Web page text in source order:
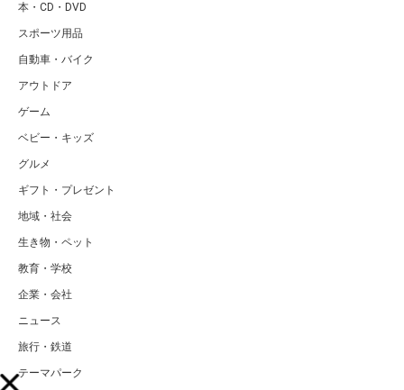
本・CD・DVD
スポーツ用品
自動車・バイク
アウトドア
ゲーム
ベビー・キッズ
グルメ
ギフト・プレゼント
地域・社会
生き物・ペット
教育・学校
企業・会社
ニュース
旅行・鉄道
テーマパーク